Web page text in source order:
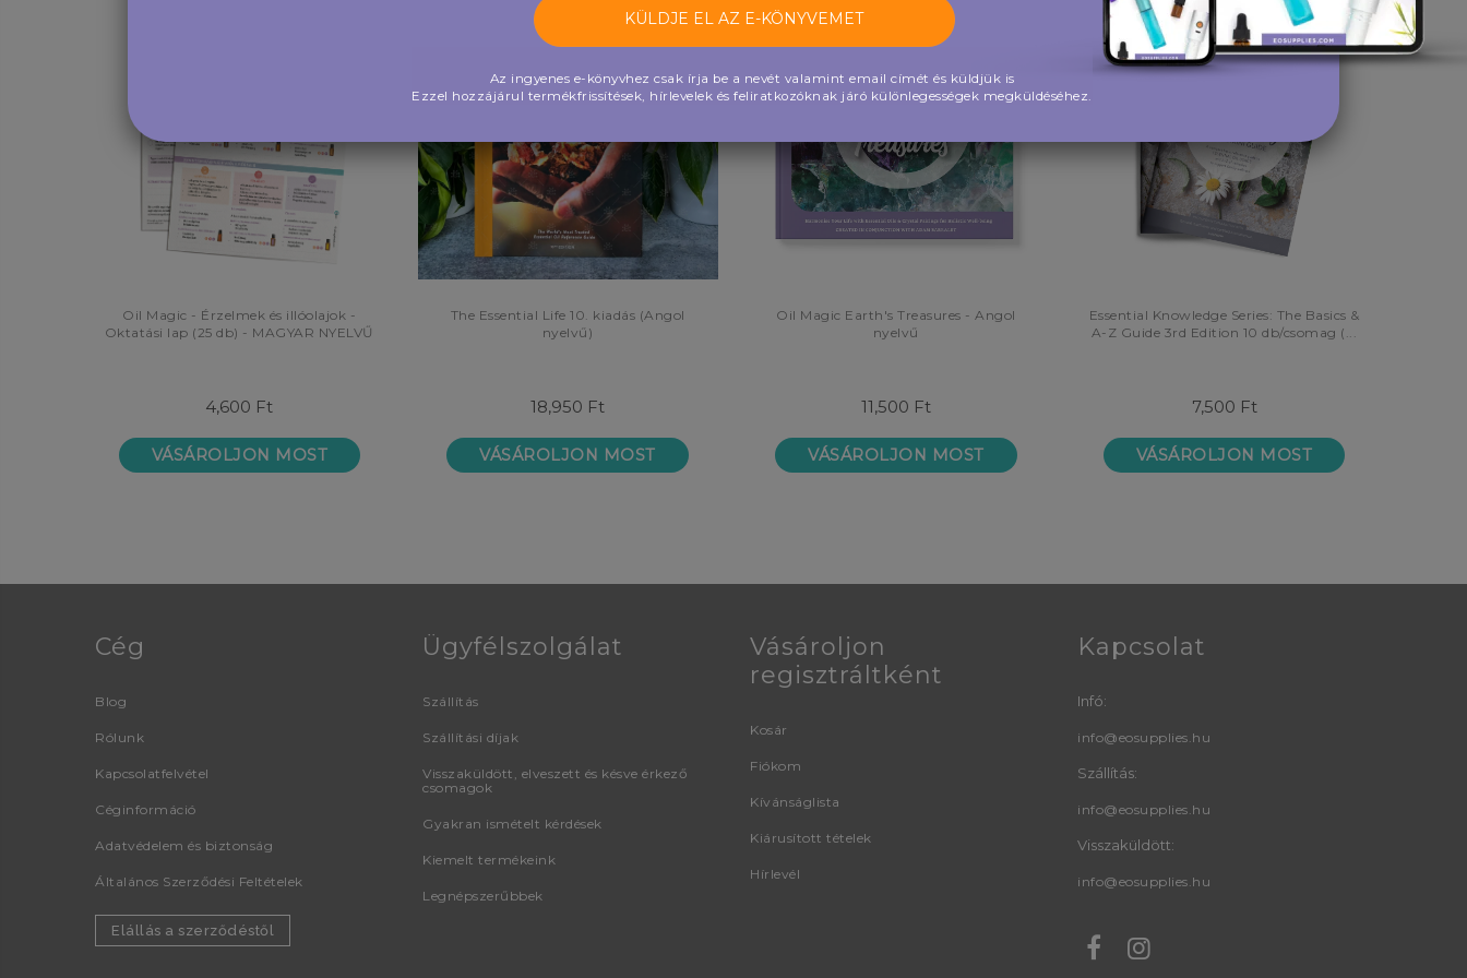
Az ingyenes e-könyvhez csak írja be a nevét valamint email címét és küldjük is
Ezzel hozzájárul termékfrissítések, hírlevelek és feliratkozóknak járó különlegességek megküldéséhez.
Oil Magic - Érzelmek és illóolajok -
Oktatási lap (25 db) - MAGYAR NYELVŰ
4,600 Ft
VÁSÁROLJON MOST
The Essential Life 10. kiadás (Angol
nyelvű)
18,950 Ft
VÁSÁROLJON MOST
Oil Magic Earth's Treasures - Angol
nyelvű
11,500 Ft
VÁSÁROLJON MOST
Essential Knowledge Series: The Basics &
A-Z Guide 3rd Edition 10 db/csomag (...
7,500 Ft
VÁSÁROLJON MOST
Cég
Blog
Rólunk
Kapcsolatfelvétel
Céginformáció
Adatvédelem és biztonság
Általános Szerződési Feltételek
Elállás a szerződéstől
Ügyfélszolgálat
Szállítás
Szállítási díjak
Visszaküldött, elveszett és késve érkező
csomagok
Gyakran ismételt kérdések
Kiemelt termékeink
Legnépszerűbbek
Vásároljon
regisztráltként
Kosár
Fiókom
Kívánságlista
Kiárusított tételek
Hírlevél
Kapcsolat
Infó:
info@eosupplies.hu
Szállítás:
info@eosupplies.hu
Visszaküldött:
info@eosupplies.hu